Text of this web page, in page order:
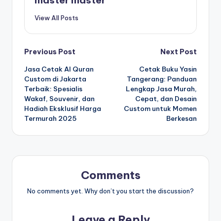
View All Posts
Post
navigation
Previous Post
Jasa Cetak Al Quran
Custom di Jakarta
Terbaik: Spesialis
Wakaf, Souvenir, dan
Hadiah Eksklusif Harga
Termurah 2025
Next Post
Cetak Buku Yasin
Tangerang: Panduan
Lengkap Jasa Murah,
Cepat, dan Desain
Custom untuk Momen
Berkesan
Comments
No comments yet. Why don’t you start the discussion?